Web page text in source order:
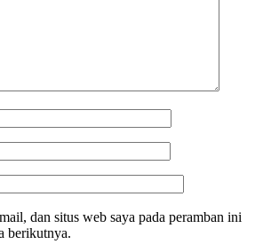
dan situs web saya pada peramban ini
berikutnya.